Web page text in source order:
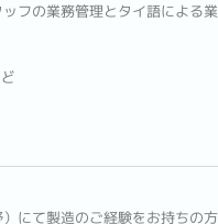
フの業務管理とタイ語による
にて製造のご経験をお持ちの方